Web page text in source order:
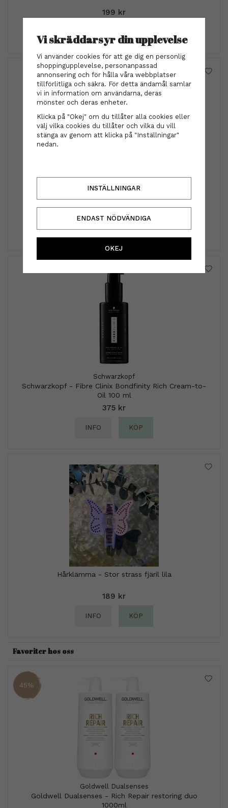
199 kr
Sebastian Professional
Sebastian Professional - Craft Clay Texturizing &
Flexible Styling Clay 50 g
355 kr
INFO KÖP
Schwarzkopf
Schwarzkopf - Fibre Clinix Bondfinity Rich Cream-to-
Oil 100 ml
375 kr
INFO KÖP
Hårklämma - Stor strass fjäril lila
189 kr
INFO KÖP
Favoriter hos oss
45%
Goldwell Dualsenses
Goldwell Dualsenses - Rich Repair restoring duo
1000ml
Vi skräddarsyr din upplevelse
Vi använder cookies för att ge dig en personlig
shoppingupplevelse, personanpassad
annonsering och för hålla våra webbplatser
tillförlitliga och säkra. För detta ändamål samlar
vi in information om användarna, deras
mönster och deras enheter.
Klicka på "Okej" om du tillåter alla cookies eller
välj vilka cookies du tillåter och vilka du vill
stänga av genom att klicka på "Inställningar"
nedan.
INSTÄLLNINGAR
ENDAST NÖDVÄNDIGA
OKEJ